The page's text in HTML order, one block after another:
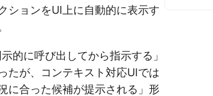
ションをUI上に自動的に表示す
的に呼び出してから指示する」
たが、コンテキスト対応UIでは
に合った候補が提示される」形